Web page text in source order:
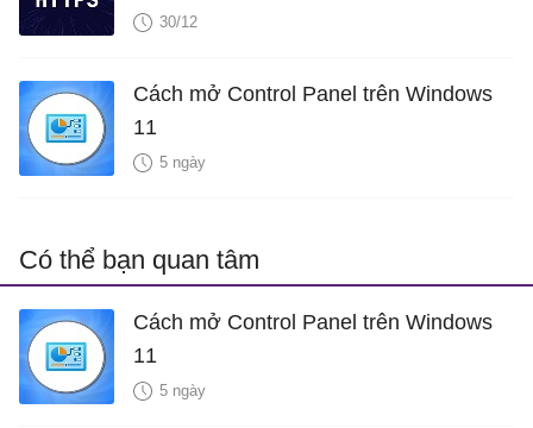
30/12
Cách mở Control Panel trên Windows
11
5 ngày
Có thể bạn quan tâm
Cách mở Control Panel trên Windows
11
5 ngày